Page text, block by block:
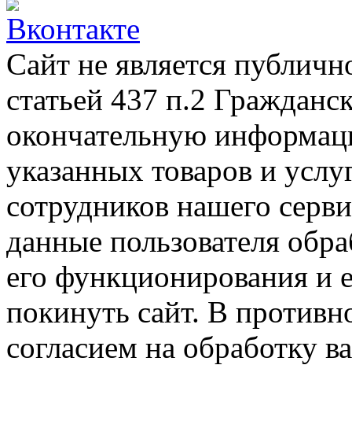
Сайт не является
статьей 437 п.2
окончательную
указанных товаров и
сотрудников нашего
данные пользователя
его функционирования и
покинуть сайт. В
согласием на обработку